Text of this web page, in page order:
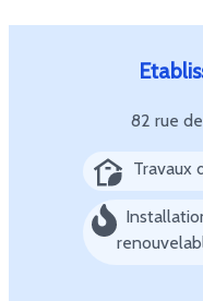
82 rue
Travaux